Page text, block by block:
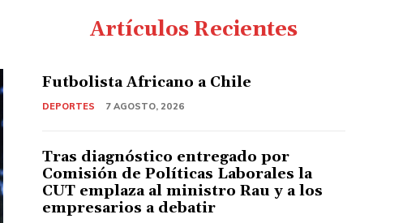
Artículos Recientes
Futbolista Africano a Chile
DEPORTES 7 AGOSTO, 2026
Tras diagnóstico entregado por
Comisión de Políticas Laborales la
CUT emplaza al ministro Rau y a los
empresarios a debatir